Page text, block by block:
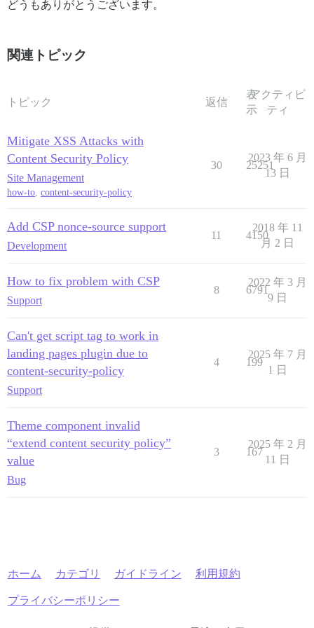
どうもありがとうございます。
関連トピック
トピック 返信
表
示
アクティビ
ティ
Mitigate XSS Attacks with
Content Security Policy
Site Management
how-to content-security-policy
30 25251
2023 年 6 月
13 日
Add CSP nonce-source support
Development
11 4150
2018 年 11
月 2 日
How to fix problem with CSP
Support
8 6791
2022 年 3 月
9 日
Can't get script tag to work in
landing pages plugin due to
content-security-policy
Support
4 199
2025 年 7 月
1 日
Theme component invalid
“extend content security policy”
value
Bug
3 167
2025 年 2 月
11 日
ホーム カテゴリ ガイドライン 利用規約
プライバシーポリシー